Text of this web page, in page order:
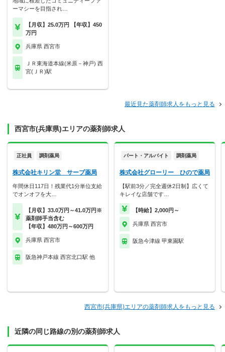
ーマシーを目指され…
【月収】25.0万円 【年収】450
万円
兵庫県 西宮市
ＪＲ東海道本線(米原－神戸) 西
宮(ＪＲ)駅
最近見た薬剤師求人をもっと見る
西宮市(兵庫県)エリアの薬剤師求人
正社員 調剤薬局
株式会社キリン堂 サーブ薬局
年間休日117日！残業代1分単位支給
でオンオフを大…
【月収】33.0万円～41.0万円※
薬剤師手当含む
【年収】480万円～600万円
兵庫県 西宮市
阪急神戸本線 西宮北口駅 他
パート・アルバイト 調剤薬局
株式会社グローリー ひので薬局
【駅前3分／完全週休2日制】広くて
キレイな店舗です…
【時給】2,000円～
兵庫県 西宮市
阪急今津線 甲東園駅
西宮市(兵庫県)エリアの薬剤師求人をもっと見る
近隣の同じ路線の別の薬剤師求人